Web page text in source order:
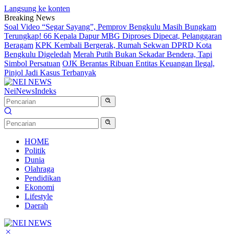
Langsung ke konten
Breaking News
Soal Video “Segar Sayang”, Pemprov Bengkulu Masih Bungkam
Terungkap! 66 Kepala Dapur MBG Diproses Dipecat, Pelanggaran
Beragam KPK Kembali Bergerak, Rumah Sekwan DPRD Kota
Bengkulu Digeledah Merah Putih Bukan Sekadar Bendera, Tapi
Simbol Persatuan OJK Berantas Ribuan Entitas Keuangan Ilegal,
Pinjol Jadi Kasus Terbanyak
NeiNewsIndeks
HOME
Politik
Dunia
Olahraga
Pendidikan
Ekonomi
Lifestyle
Daerah